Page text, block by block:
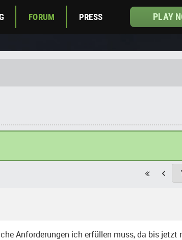
FORUM PRESS PLAY
Anforderungen ich erfüllen muss, da bis jetzt